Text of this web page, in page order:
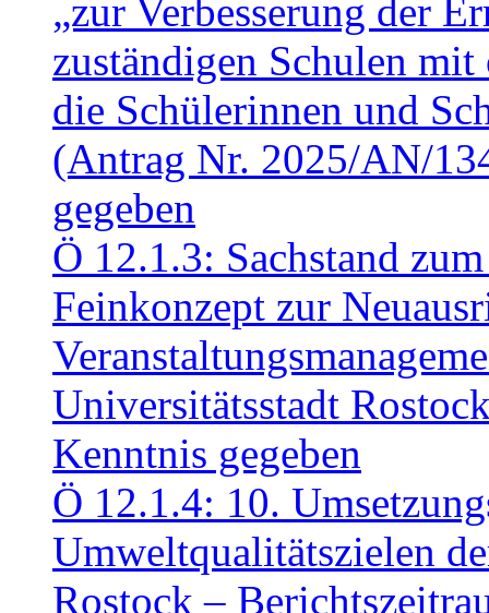
„zur Verbesserung der
zuständigen Schulen
die Schülerinnen und
(Antrag Nr. 2025/AN/
gegeben
Ö 12.1.3: Sachstand
Feinkonzept zur
Universitätsstadt
Kenntnis gegeben
Ö 12.1.4: 10.
Umweltqualitätszielen
Rostock –